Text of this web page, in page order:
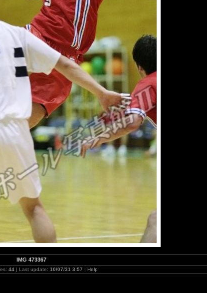
IMG 473367
44| Last update: 10/07/31 3:57 | Help